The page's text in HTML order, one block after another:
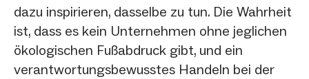
dazu inspirieren, dasselbe zu tun. Die Wahrheit
ist, dass es kein Unternehmen ohne jeglichen
ökologischen Fußabdruck gibt, und ein
verantwortungsbewusstes Handeln bei der